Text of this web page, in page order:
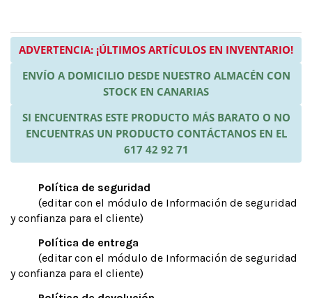
ADVERTENCIA: ¡ÚLTIMOS ARTÍCULOS EN INVENTARIO!
ENVÍO A DOMICILIO DESDE NUESTRO ALMACÉN CON
STOCK EN CANARIAS
SI ENCUENTRAS ESTE PRODUCTO MÁS BARATO O NO
ENCUENTRAS UN PRODUCTO CONTÁCTANOS EN EL
617 42 92 71
Política de seguridad
(editar con el módulo de Información de seguridad
y confianza para el cliente)
Política de entrega
(editar con el módulo de Información de seguridad
y confianza para el cliente)